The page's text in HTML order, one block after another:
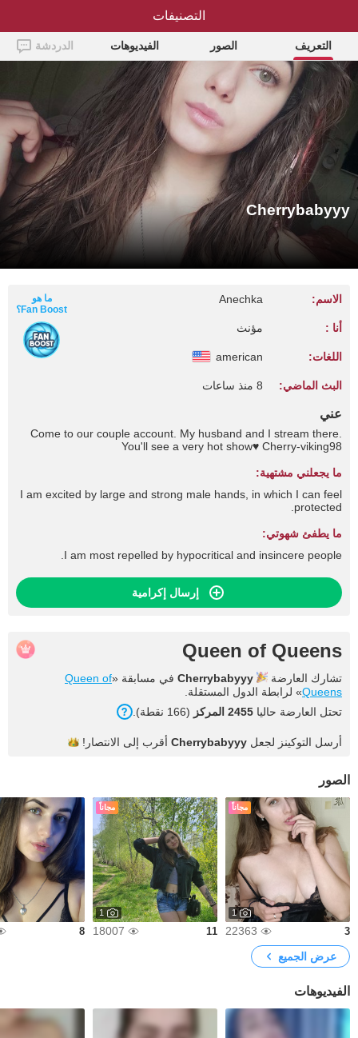
Cherrybabyyy
التعريف الصور الفيديوهات الدردشة
Cherrybabyyy
الاسم: Anechka
أنا : مؤنث
اللغات: american
البث الماضي: 8 منذ ساعات
ما هو
Fan Boost؟
عني
Come to our couple account. My husband and I stream there.
You'll see a very hot show♥️ Cherry-viking98
ما يجعلني مشتهية:
I am excited by large and strong male hands, in which I can feel
protected.
ما يطفئ شهوتي:
I am most repelled by hypocritical and insincere people.
إرسال إكرامية
Queen of Queens
تشارك العارضة Cherrybabyyy في مسابقة «Queen of
Queens» لرابطة الدول المستقلة.
تحتل العارضة حاليا 2455 المركز (166 نقطة).
أرسل التوكينز لجعل Cherrybabyyy أقرب إلى الانتصار!
الصور
مجاناً
1
3
22363
مجاناً
1
11
18007
8
عرض الجميع
الفيديوهات
التصنيفات